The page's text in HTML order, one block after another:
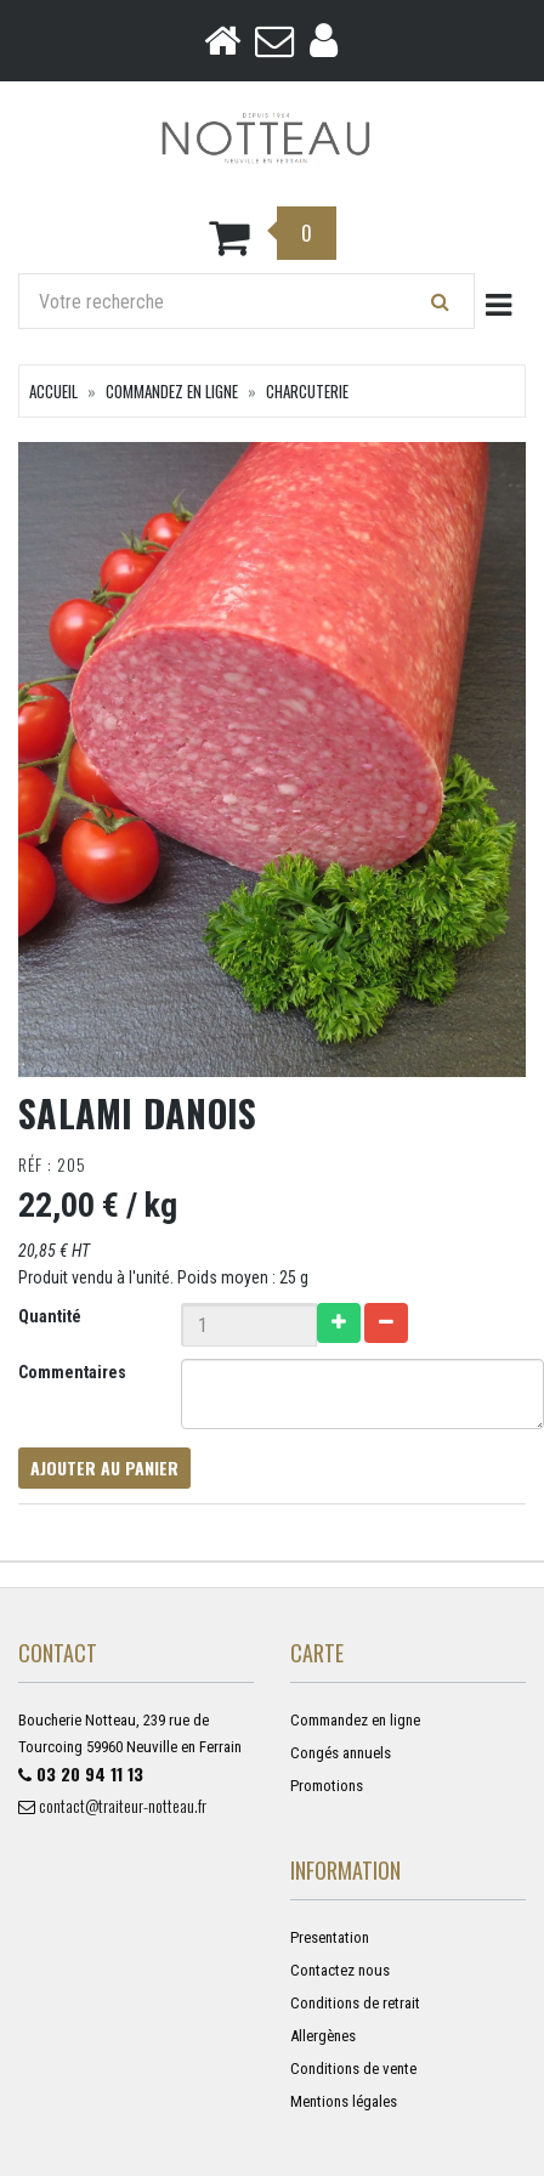
0
ACCUEIL COMMANDEZ EN LIGNE CHARCUTERIE
SALAMI DANOIS
RÉF : 205
22,00 € / kg
20,85 € HT
Produit vendu à l'unité. Poids moyen : 25 g
Quantité
Commentaires
AJOUTER AU PANIER
CONTACT
Boucherie Notteau, 239 rue de
Tourcoing 59960 Neuville en Ferrain
03 20 94 11 13
contact@traiteur-notteau.fr
CARTE
Commandez en ligne
Congés annuels
Promotions
INFORMATION
Presentation
Contactez nous
Conditions de retrait
Allergènes
Conditions de vente
Mentions légales